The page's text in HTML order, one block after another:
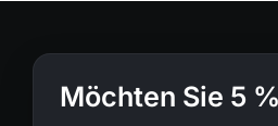
Möchten Sie 5